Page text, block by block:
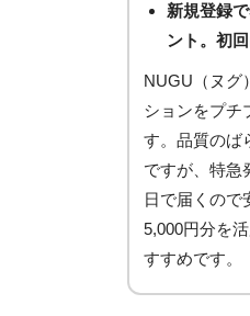
新規登録
ント。初
NUGU（ヌグ
ションをプチ
す。品質のば
ですが、特急
日で届くので
5,000円分を
すすめです。